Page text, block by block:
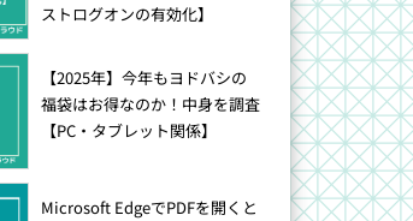
ストログオンの有効化】
【2025年】今年もヨドバシの
福袋はお得なのか！中身を調査
【PC・タブレット関係】
Microsoft EdgeでPDFを開くと